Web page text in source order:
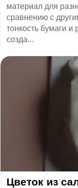
материал для
сравнению с
тонкость бумаги
созда...
Цветок из